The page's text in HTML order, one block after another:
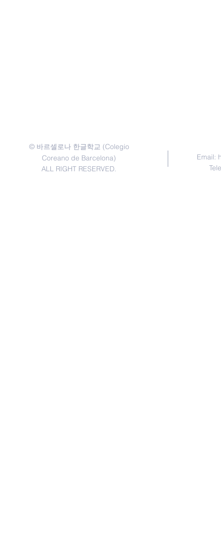
© 바르셀로나 한글학교 (Colegio
Coreano de Barcelona)
ALL RIGHT RESERVED.
Email: